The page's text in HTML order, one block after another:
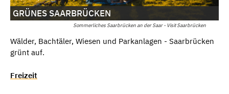
Sommerliches Saarbrücken an der Saar - Visit Saarbrücken
GRÜNES SAARBRÜCKEN
Wälder, Bachtäler, Wiesen und Parkanlagen - Saarbrücken
grünt auf.
Freizeit